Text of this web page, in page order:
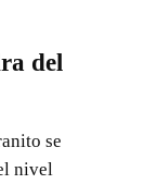
del
se
nivel